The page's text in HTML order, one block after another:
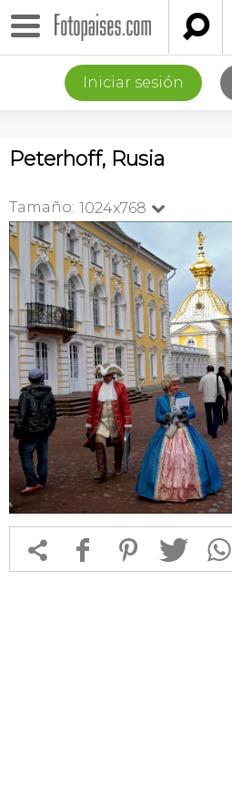

Iniciar sesión
Peterhoff, Rusia
Tamaño: 1024x768 
 f 1 T 